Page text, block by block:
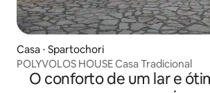
Casa ⋅ Spartochori
POLYVOLOS HOUSE Casa Tradicional
O conforto de um lar e